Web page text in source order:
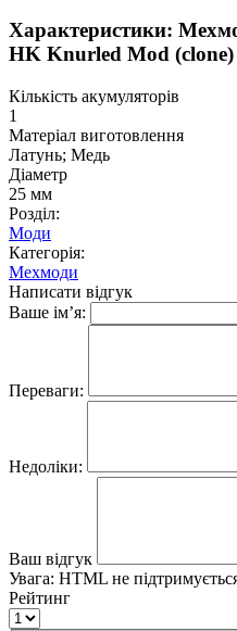
Характеристики:
HK Knurled Mod (clone)
Кількість акумуляторів
1
Матеріал виготовлення
Латунь; Медь
Діаметр
25 мм
Розділ:
Моди
Категорія:
Мехмоди
Написати відгук
Ваше ім’я:
Переваги:
Недоліки:
Ваш відгук
Увага: HTML не
Рейтинг